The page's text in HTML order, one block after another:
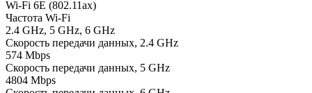
Wi-Fi 6E (802.11ax)
Частота Wi-Fi
2.4 GHz, 5 GHz, 6 GHz
Скорость передачи данных, 2.4 GHz
574 Mbps
Скорость передачи данных, 5 GHz
4804 Mbps